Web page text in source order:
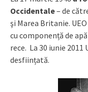
Occidentale– de
şi Marea Britanie.
cu componență de
rece. La 30 iunie
desființată.